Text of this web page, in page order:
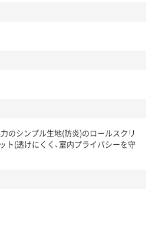
のシンプル生地(防炎)のロールスクリ
ト(透けにくく、室内プライバシーを守